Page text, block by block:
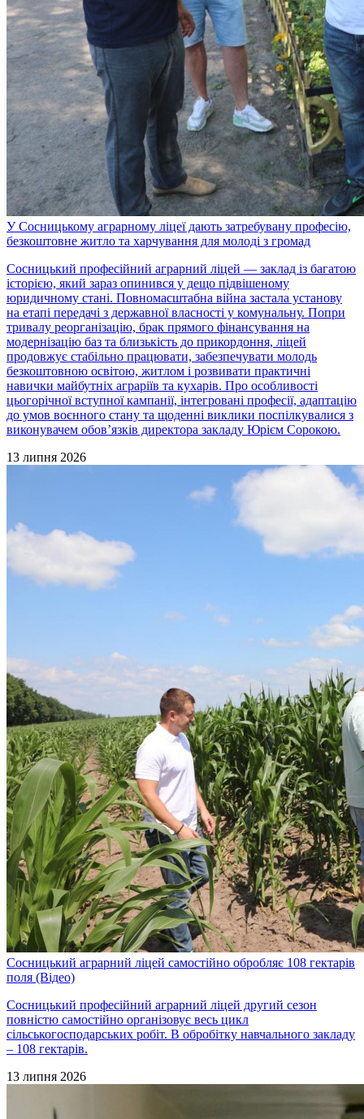
У Сосницькому аграрному ліцеї дають затребувану професію,
безкоштовне житло та харчування для молоді з громад
Сосницький професійний аграрний ліцей — заклад із багатою
історією, який зараз опинився у дещо підвішеному
юридичному стані. Повномасштабна війна застала установу
на етапі передачі з державної власності у комунальну. Попри
тривалу реорганізацію, брак прямого фінансування на
модернізацію баз та близькість до прикордоння, ліцей
продовжує стабільно працювати, забезпечувати молодь
безкоштовною освітою, житлом і розвивати практичні
навички майбутніх аграріїв та кухарів. Про особливості
цьогорічної вступної кампанії, інтегровані професії, адаптацію
до умов воєнного стану та щоденні виклики поспілкувалися з
виконувачем обов’язків директора закладу Юрієм Сорокою.
13 липня 2026
Сосницький аграрний ліцей самостійно обробляє 108 гектарів
поля (Відео)
Сосницький професійний аграрний ліцей другий сезон
повністю самостійно організовує весь цикл
сільськогосподарських робіт. В обробітку навчального закладу
– 108 гектарів.
13 липня 2026